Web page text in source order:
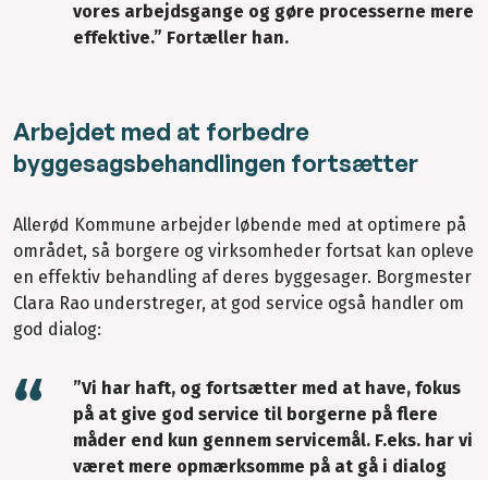
vores arbejdsgange og gøre processerne mere
effektive.” Fortæller han.
Arbejdet med at forbedre
byggesagsbehandlingen fortsætter
Allerød Kommune arbejder løbende med at optimere på
området, så borgere og virksomheder fortsat kan opleve
en effektiv behandling af deres byggesager. Borgmester
Clara Rao understreger, at god service også handler om
god dialog:
”Vi har haft, og fortsætter med at have, fokus
på at give god service til borgerne på flere
måder end kun gennem servicemål. F.eks. har vi
været mere opmærksomme på at gå i dialog